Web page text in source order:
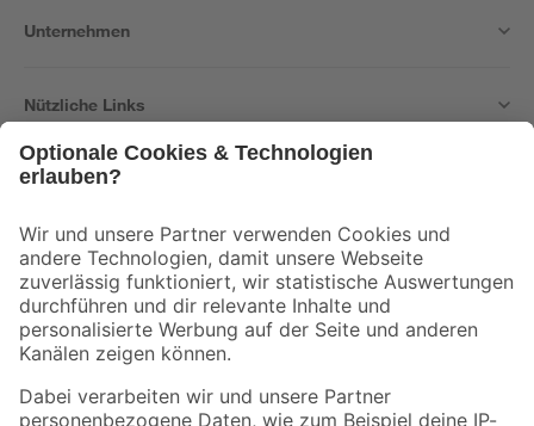
Unternehmen
Nützliche Links
Der toom Newsletter: Keine Angebote und Aktionen mehr verpassen!
Zur Newsletter Anmeldung
Folge uns